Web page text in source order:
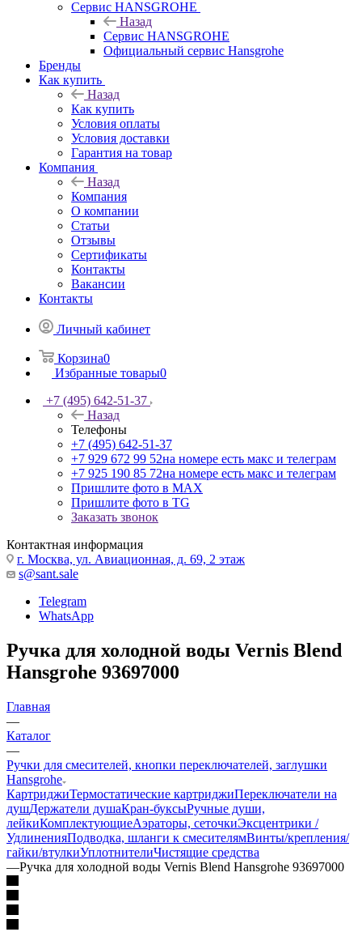
Сервис HANSGROHE
Назад
Сервис HANSGROHE
Официальный сервис Hansgrohe
Бренды
Как купить
Назад
Как купить
Условия оплаты
Условия доставки
Гарантия на товар
Компания
Назад
Компания
О компании
Статьи
Отзывы
Сертификаты
Контакты
Вакансии
Контакты
Личный кабинет
Корзина0
Избранные товары0
+7 (495) 642-51-37
Назад
Телефоны
+7 (495) 642-51-37
+7 929 672 99 52на номере есть макс и телеграм
+7 925 190 85 72на номере есть макс и телеграм
Пришлите фото в MAX
Пришлите фото в TG
Заказать звонок
Контактная информация
г. Москва, ул. Авиационная, д. 69, 2 этаж
s@sant.sale
Telegram
WhatsApp
Ручка для холодной воды Vernis Blend
Hansgrohe 93697000
Главная
—
Каталог
—
Ручки для смесителей, кнопки переключателей, заглушки
Hansgrohe
КартриджиТермостатические картриджиПереключатели на
душДержатели душаКран-буксыРучные души,
лейкиКомплектующиеАэраторы, сеточкиЭксцентрики /
УдлиненияПодводка, шланги к смесителямВинты/крепления/
гайки/втулкиУплотнителиЧистящие средства
—Ручка для холодной воды Vernis Blend Hansgrohe 93697000